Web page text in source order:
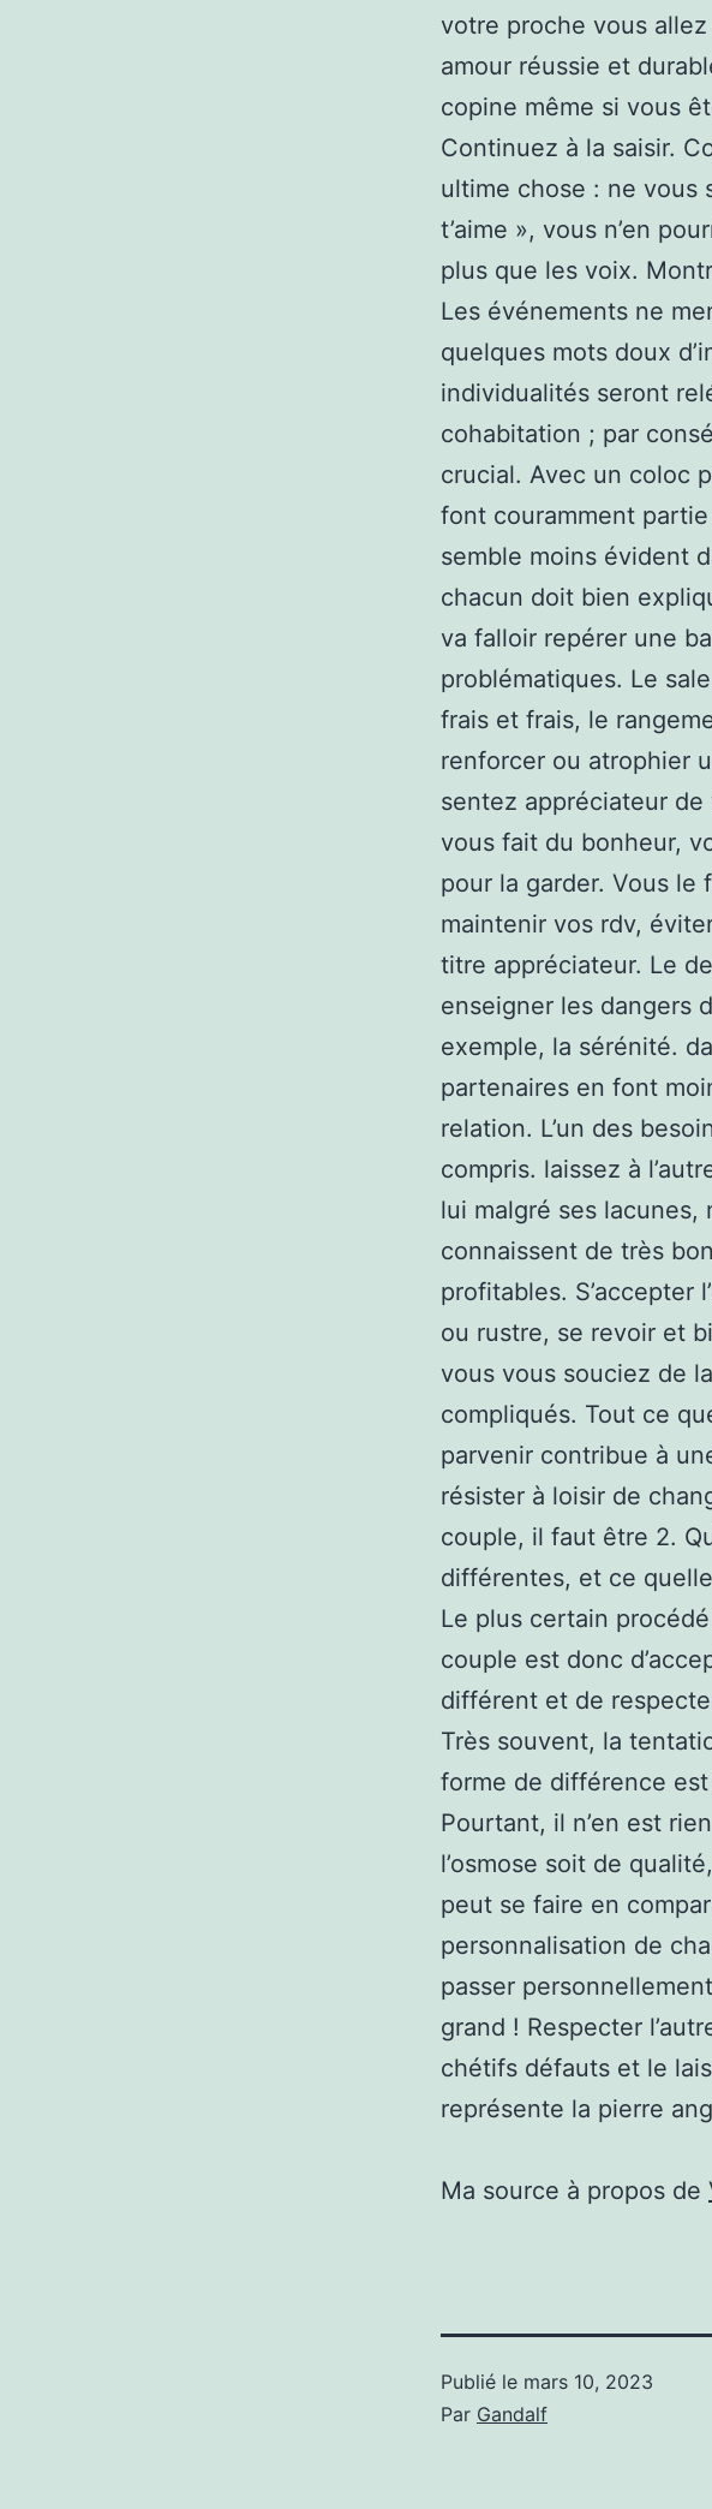
votre proche vous
amour réussie et
copine même si vous
Continuez à la saisir.
ultime chose : ne vous
t’aime », vous n’en
plus que les voix.
Les événements ne
quelques mots doux
individualités seront
cohabitation ; par
crucial. Avec un coloc
font couramment
semble moins évident
chacun doit bien
va falloir repérer une
problématiques. Le
frais et frais, le
renforcer ou atrophier
sentez appréciateur de
vous fait du bonheur,
pour la garder. Vous
maintenir vos rdv,
titre appréciateur. Le
enseigner les dangers
exemple, la sérénité.
partenaires en font
relation. L’un des
compris. laissez à
lui malgré ses lacunes,
connaissent de très
profitables. S’accepter
ou rustre, se revoir et
vous vous souciez de
compliqués. Tout ce
parvenir contribue à
résister à loisir de
couple, il faut être 2.
différentes, et ce
Le plus certain
couple est donc
différent et de
Très souvent, la
forme de différence
Pourtant, il n’en est
l’osmose soit de
peut se faire en
personnalisation de
passer
grand ! Respecter
chétifs défauts et le
représente la pierre
Ma source à propos de
Publié le mars 10, 2023
Par Gandalf